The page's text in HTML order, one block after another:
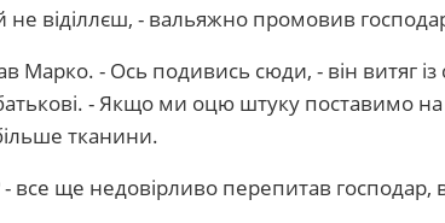
не віділлєш, - вальяжно промовив
Марко. - Ось подивись сюди, - він витяг
- Якщо ми оцю штуку поставимо на
тканини.
все ще недовірливо перепитав господар,